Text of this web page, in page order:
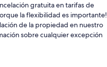
gratuita en tarifas de
la flexibilidad es importante!
de la propiedad en nuestro
sobre cualquier excepción